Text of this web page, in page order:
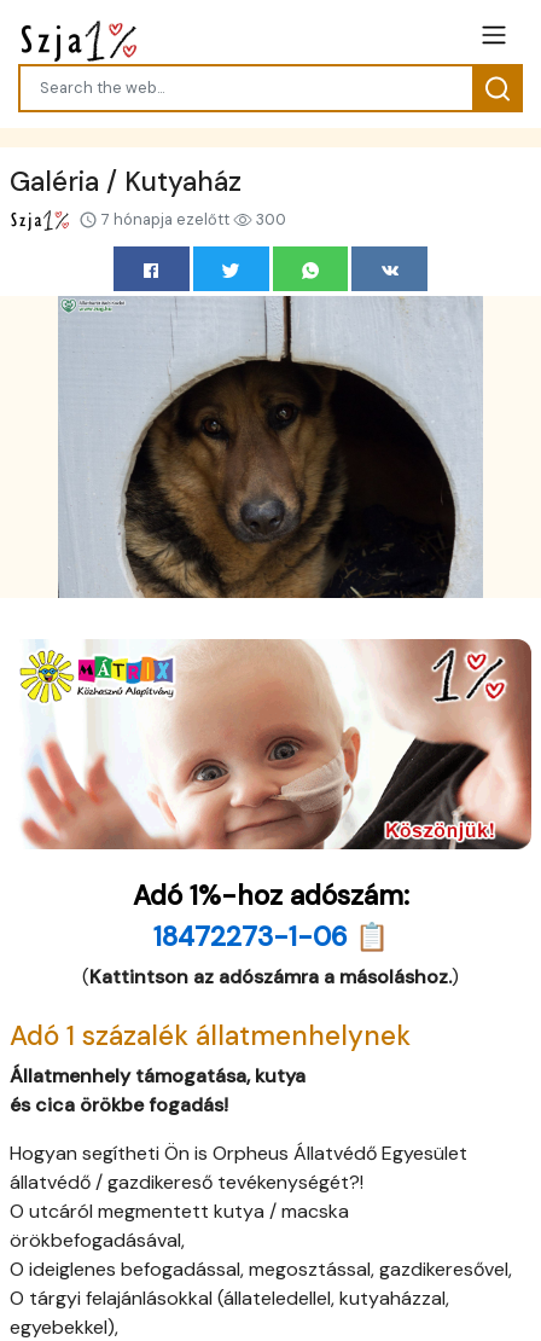
Galéria / Kutyaház
7 hónapja ezelőtt 300
Adó 1%-hoz adószám:
18472273-1-06 📋
(Kattintson az adószámra a másoláshoz.)
Adó 1 százalék állatmenhelynek
Állatmenhely támogatása, kutya
és cica örökbe fogadás!
Hogyan segítheti Ön is Orpheus Állatvédő Egyesület
állatvédő / gazdikereső tevékenységét?!
O utcáról megmentett kutya / macska
örökbefogadásával,
O ideiglenes befogadással, megosztással, gazdikeresővel,
O tárgyi felajánlásokkal (állateledellel, kutyaházzal,
egyebekkel),